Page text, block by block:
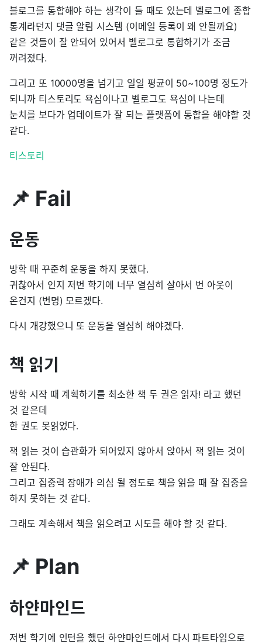
블로그를 통합해야 하는 생각이 들 때도 있는데 벨로그에 종합
통계라던지 댓글 알림 시스템 (이메일 등록이 왜 안될까요)
같은 것들이 잘 안되어 있어서 벨로그로 통합하기가 조금
꺼려졌다.
그리고 또 10000명을 넘기고 일일 평균이 50~100명 정도가
되니까 티스토리도 욕심이나고 벨로그도 욕심이 나는데
눈치를 보다가 업데이트가 잘 되는 플랫폼에 통합을 해야할 것
같다.
티스토리
📌 Fail
운동
방학 때 꾸준히 운동을 하지 못했다.
귀찮아서 인지 저번 학기에 너무 열심히 살아서 번 아웃이
온건지 (변명) 모르겠다.
다시 개강했으니 또 운동을 열심히 해야겠다.
책 읽기
방학 시작 때 계획하기를 최소한 책 두 권은 읽자! 라고 했던
것 같은데
한 권도 못읽었다.
책 읽는 것이 습관화가 되어있지 않아서 앉아서 책 읽는 것이
잘 안된다.
그리고 집중력 장애가 의심 될 정도로 책을 읽을 때 잘 집중을
하지 못하는 것 같다.
그래도 계속해서 책을 읽으려고 시도를 해야 할 것 같다.
📌 Plan
하얀마인드
저번 학기에 인턴을 했던 하얀마인드에서 다시 파트타임으로